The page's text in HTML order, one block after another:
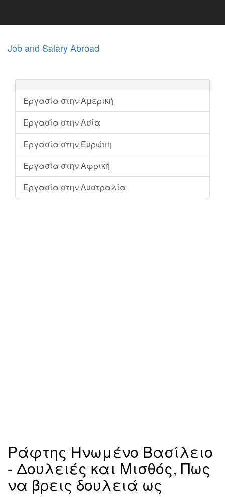
Job and Salary Abroad
Εργασία στην Αμερική
Εργασία στην Ασία
Εργασία στην Ευρώπη
Εργασία στην Αφρική
Εργασία στην Αυστραλία
Ράφτης Ηνωμένο Βασίλειο
- Δουλειές και Μισθός, Πως
να βρεις δουλειά ως